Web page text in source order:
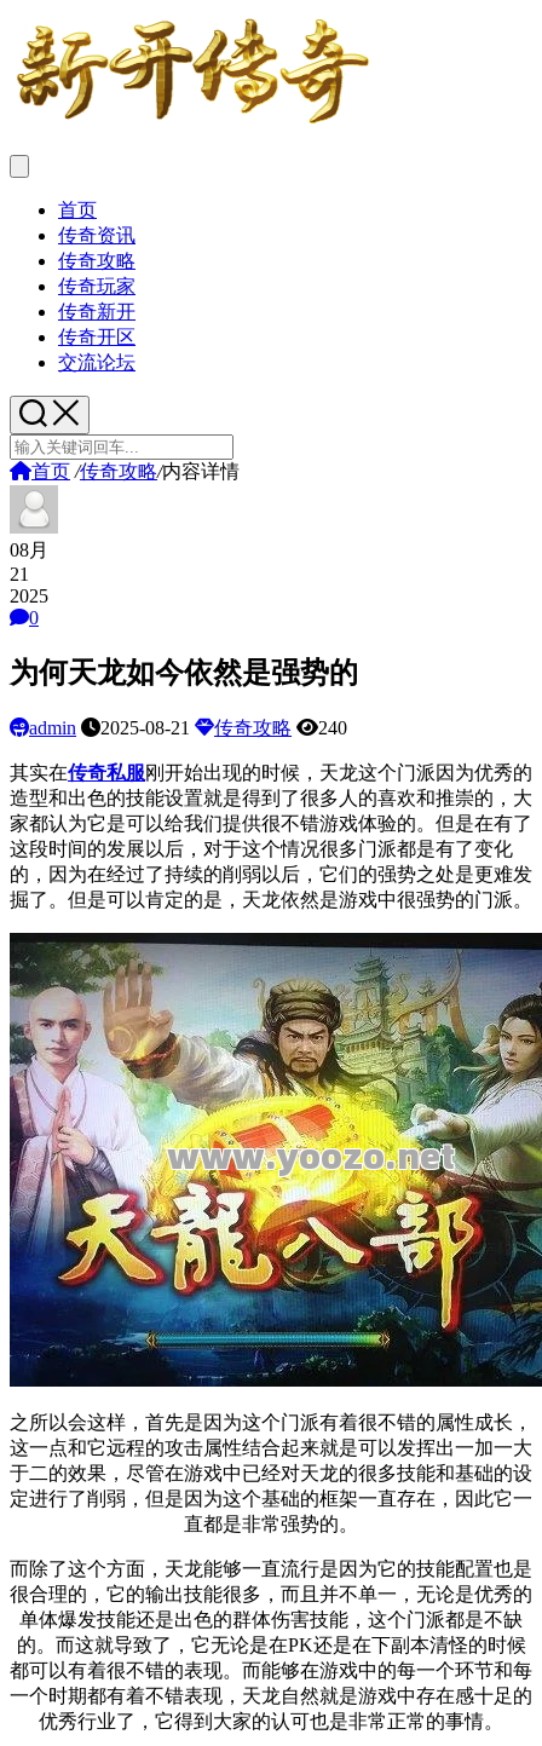
首页
传奇资讯
传奇攻略
传奇玩家
传奇新开
传奇开区
交流论坛
首页 /传奇攻略/内容详情
08月
21
2025
0
为何天龙如今依然是强势的
admin 2025-08-21 传奇攻略 240
其实在传奇私服刚开始出现的时候，天龙这个门派因为优秀的
造型和出色的技能设置就是得到了很多人的喜欢和推崇的，大
家都认为它是可以给我们提供很不错游戏体验的。但是在有了
这段时间的发展以后，对于这个情况很多门派都是有了变化
的，因为在经过了持续的削弱以后，它们的强势之处是更难发
掘了。但是可以肯定的是，天龙依然是游戏中很强势的门派。
之所以会这样，首先是因为这个门派有着很不错的属性成长，
这一点和它远程的攻击属性结合起来就是可以发挥出一加一大
于二的效果，尽管在游戏中已经对天龙的很多技能和基础的设
定进行了削弱，但是因为这个基础的框架一直存在，因此它一
直都是非常强势的。
而除了这个方面，天龙能够一直流行是因为它的技能配置也是
很合理的，它的输出技能很多，而且并不单一，无论是优秀的
单体爆发技能还是出色的群体伤害技能，这个门派都是不缺
的。而这就导致了，它无论是在PK还是在下副本清怪的时候
都可以有着很不错的表现。而能够在游戏中的每一个环节和每
一个时期都有着不错表现，天龙自然就是游戏中存在感十足的
优秀行业了，它得到大家的认可也是非常正常的事情。